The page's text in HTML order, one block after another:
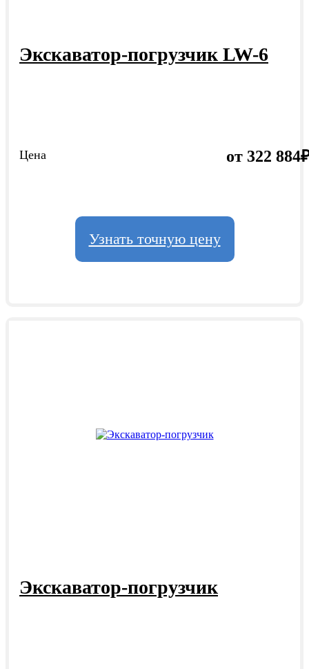
Экскаватор-погрузчик LW-6
Цена от 322
Узнать точную цену
Экскаватор-погрузчик